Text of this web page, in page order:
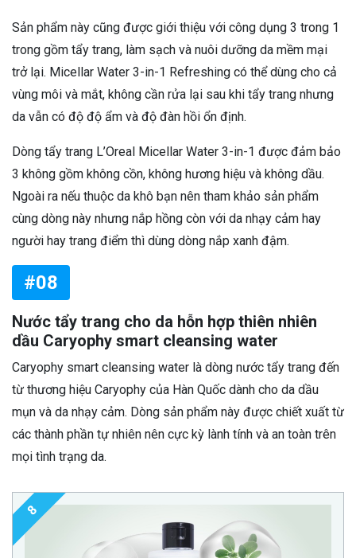
Sản phẩm này cũng được giới thiệu với công dụng 3 trong 1
trong gồm tẩy trang, làm sạch và nuôi dưỡng da mềm mại
trở lại. Micellar Water 3-in-1 Refreshing có thể dùng cho cả
vùng môi và mắt, không cần rửa lại sau khi tẩy trang nhưng
da vẫn có độ độ ẩm và độ đàn hồi ổn định.
Dòng tẩy trang L’Oreal Micellar Water 3-in-1 được đảm bảo
3 không gồm không cồn, không hương hiệu và không dầu.
Ngoài ra nếu thuộc da khô bạn nên tham khảo sản phẩm
cùng dòng này nhưng nắp hồng còn với da nhạy cảm hay
người hay trang điểm thì dùng dòng nắp xanh đậm.
#08
Nước tẩy trang cho da hỗn hợp thiên nhiên
dầu Caryophy smart cleansing water
Caryophy smart cleansing water là dòng nước tẩy trang đến
từ thương hiệu Caryophy của Hàn Quốc dành cho da dầu
mụn và da nhạy cảm. Dòng sản phẩm này được chiết xuất từ
các thành phần tự nhiên nên cực kỳ lành tính và an toàn trên
mọi tình trạng da.
8